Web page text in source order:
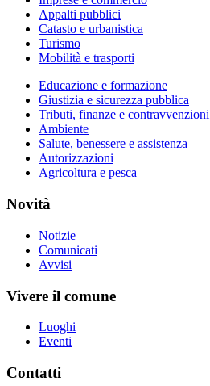
Appalti pubblici
Catasto e urbanistica
Turismo
Mobilità e trasporti
Educazione e formazione
Giustizia e sicurezza pubblica
Tributi, finanze e contravvenzioni
Ambiente
Salute, benessere e assistenza
Autorizzazioni
Agricoltura e pesca
Novità
Notizie
Comunicati
Avvisi
Vivere il comune
Luoghi
Eventi
Contatti